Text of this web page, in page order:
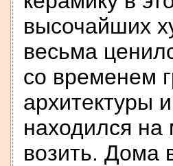
высочайших
весьма
со временем
архитектуры
находился на
возить. Дома